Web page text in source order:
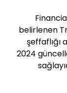
belirlenen
şeffaflığı
2024